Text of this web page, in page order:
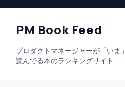
PM Book Feed
プロダクトマネージャーが「いま」
読んでる本のランキングサイト